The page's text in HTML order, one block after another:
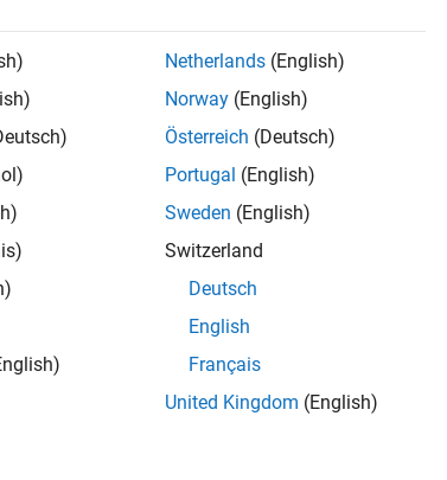
Netherlands (English)
Norway (English)
Österreich (Deutsch)
Portugal (English)
Sweden (English)
Switzerland
Deutsch
English
Français
United Kingdom (English)